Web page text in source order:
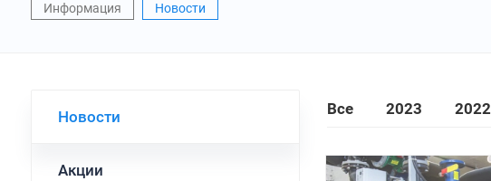
Информация Новости
Новости
Акции
Все 2023 2022